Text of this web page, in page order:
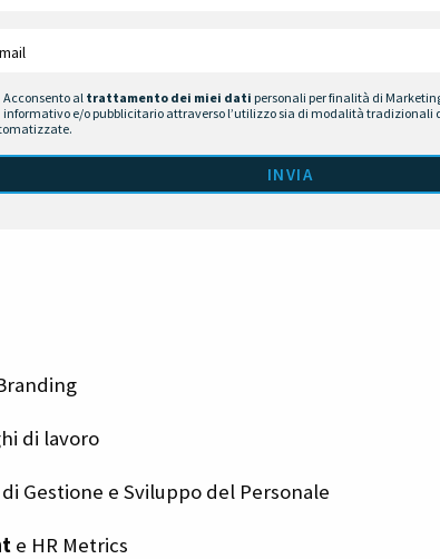
Acconsento al trattamento dei miei dati personali per finalità di
informativo e/o pubblicitario attraverso l’utilizzo sia di modalità tradizionali
di lavoro
Gestione e Sviluppo del Personale
e HR Metrics